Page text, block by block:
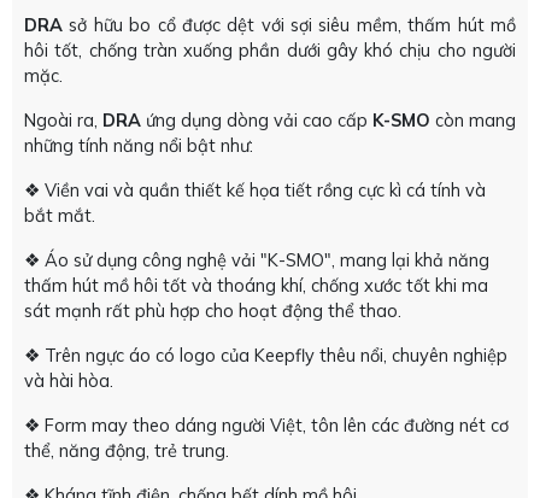
DRA sở hữu bo cổ được dệt với sợi siêu mềm, thấm hút mồ
hôi tốt, chống tràn xuống phần dưới gây khó chịu cho người
mặc.
Ngoài ra, DRA ứng dụng dòng vải cao cấp K-SMO còn mang
những tính năng nổi bật như:
❖ Viền vai và quần thiết kế họa tiết rồng cực kì cá tính và
bắt mắt.
❖ Áo sử dụng công nghệ vải "K-SMO", mang lại khả năng
thấm hút mồ hôi tốt và thoáng khí, chống xước tốt khi ma
sát mạnh rất phù hợp cho hoạt động thể thao.
❖ Trên ngực áo có logo của Keepfly thêu nổi, chuyên nghiệp
và hài hòa.
❖ Form may theo dáng người Việt, tôn lên các đường nét cơ
thể, năng động, trẻ trung.